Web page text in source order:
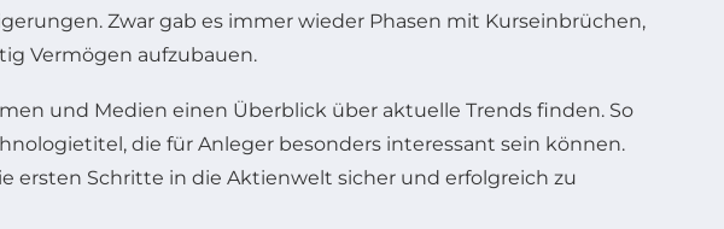
Zwar gab es immer wieder Phasen mit Kurseinbrüchen,
Vermögen aufzubauen.
und Medien einen Überblick über aktuelle Trends finden. So
die für Anleger besonders interessant sein können.
ersten Schritte in die Aktienwelt sicher und erfolgreich zu